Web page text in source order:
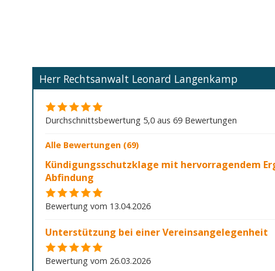
Herr Rechtsanwalt Leonard Langenkamp
Durchschnittsbewertung 5,0 aus 69 Bewertungen
Alle Bewertungen (69)
Kündigungsschutzklage mit hervorragendem
Abfindung
Bewertung vom 13.04.2026
Unterstützung bei einer Vereinsangelegenheit
Bewertung vom 26.03.2026